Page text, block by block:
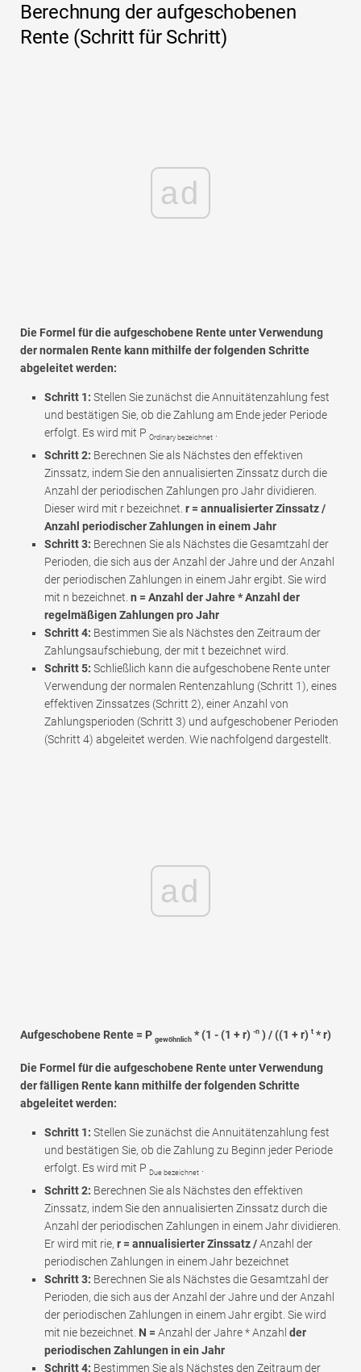
Berechnung der aufgeschobenen
Rente (Schritt für Schritt)
ad
Die Formel für die aufgeschobene Rente unter Verwendung
der normalen Rente kann mithilfe der folgenden Schritte
abgeleitet werden:
Schritt 1: Stellen Sie zunächst die Annuitätenzahlung fest
und bestätigen Sie, ob die Zahlung am Ende jeder Periode
erfolgt. Es wird mit P Ordinary bezeichnet
Schritt 2: Berechnen Sie als Nächstes den effektiven
Zinssatz, indem Sie den annualisierten Zinssatz durch die
Anzahl der periodischen Zahlungen pro Jahr dividieren.
Dieser wird mit r bezeichnet. r = annualisierter Zinssatz /
Anzahl periodischer Zahlungen in einem Jahr
Schritt 3: Berechnen Sie als Nächstes die Gesamtzahl der
Perioden, die sich aus der Anzahl der Jahre und der Anzahl
der periodischen Zahlungen in einem Jahr ergibt. Sie wird
mit n bezeichnet. n = Anzahl der Jahre * Anzahl der
regelmäßigen Zahlungen pro Jahr
Schritt 4: Bestimmen Sie als Nächstes den Zeitraum der
Zahlungsaufschiebung, der mit t bezeichnet wird.
Schritt 5: Schließlich kann die aufgeschobene Rente unter
Verwendung der normalen Rentenzahlung (Schritt 1), eines
effektiven Zinssatzes (Schritt 2), einer Anzahl von
Zahlungsperioden (Schritt 3) und aufgeschobener Perioden
(Schritt 4) abgeleitet werden. Wie nachfolgend dargestellt.
ad
Aufgeschobene Rente = P gewöhnlich * (1 - (1 + r) -n ) / ((1 + r) t * r)
Die Formel für die aufgeschobene Rente unter Verwendung
der fälligen Rente kann mithilfe der folgenden Schritte
abgeleitet werden:
Schritt 1: Stellen Sie zunächst die Annuitätenzahlung fest
und bestätigen Sie, ob die Zahlung zu Beginn jeder Periode
erfolgt. Es wird mit P Due bezeichnet .
Schritt 2: Berechnen Sie als Nächstes den effektiven
Zinssatz, indem Sie den annualisierten Zinssatz durch die
Anzahl der periodischen Zahlungen in einem Jahr dividieren.
Er wird mit rie, r = annualisierter Zinssatz /Anzahl der
periodischen Zahlungen in einem Jahr bezeichnet
Schritt 3: Berechnen Sie als Nächstes die Gesamtzahl der
Perioden, die sich aus der Anzahl der Jahre und der Anzahl
der periodischen Zahlungen in einem Jahr ergibt. Sie wird
mit nie bezeichnet. N = Anzahl der Jahre * Anzahl der
periodischen Zahlungen in ein Jahr
Schritt 4: Bestimmen Sie als Nächstes den Zeitraum der